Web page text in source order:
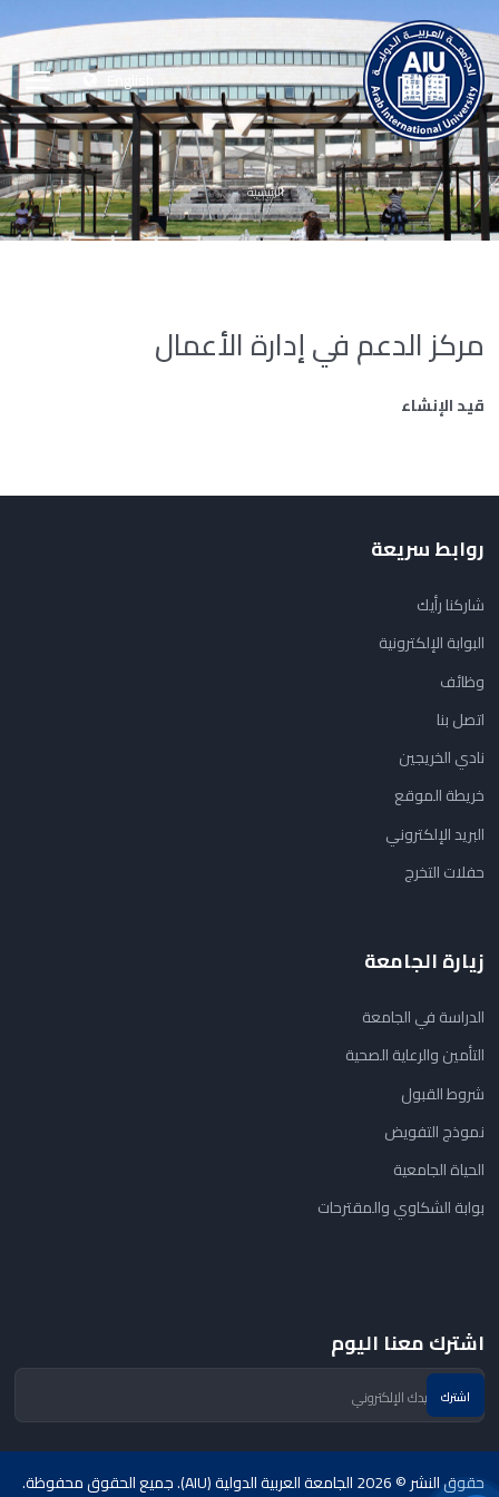
English
الرئيسية
مركز الدعم في إدارة الأعمال
قيد الإنشاء
روابط سريعة
شاركنا رأيك
البوابة الإلكترونية
وظائف
اتصل بنا
نادي الخريجين
خريطة الموقع
البريد الإلكتروني
حفلات التخرج
زيارة الجامعة
الدراسة في الجامعة
التأمين والرعاية الصحية
شروط القبول
نموذج التفويض
الحياة الجامعية
بوابة الشكاوي والمقترحات
اشترك معنا اليوم
حقوق النشر © 2026 الجامعة العربية الدولية (AIU). جميع الحقوق محفوظة.